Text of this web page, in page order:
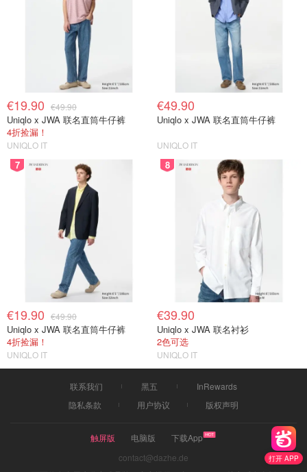
打开 APP
€19.90 €49.90
Uniqlo x JWA 联名直筒牛仔裤
4折捡漏！
UNIQLO IT
€49.90
Uniqlo x JWA 联名直筒牛仔裤
UNIQLO IT
7
€19.90 €49.90
Uniqlo x JWA 联名直筒牛仔裤
4折捡漏！
UNIQLO IT
8
€39.90
Uniqlo x JWA 联名衬衫
2色可选
UNIQLO IT
联系我们 黑五
InRewards
隐私条款
用户协议 版权声明
触屏版 电脑版
下载App
contact@dazhe.de